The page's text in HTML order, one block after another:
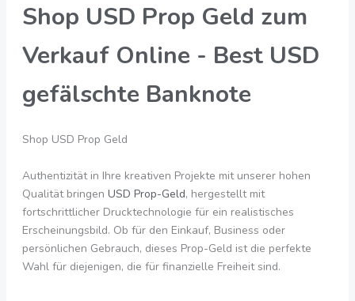
Shop USD Prop Geld zum
Verkauf Online - Best USD
gefälschte Banknote
Shop USD Prop Geld
Authentizität in Ihre kreativen Projekte mit unserer hohen
Qualität bringen USD Prop-Geld, hergestellt mit
fortschrittlicher Drucktechnologie für ein realistisches
Erscheinungsbild. Ob für den Einkauf, Business oder
persönlichen Gebrauch, dieses Prop-Geld ist die perfekte
Wahl für diejenigen, die für finanzielle Freiheit sind.